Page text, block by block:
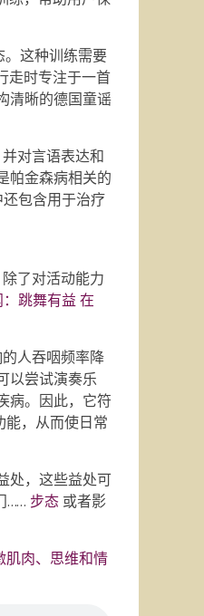
这种训练需要
走时专注于一首
清晰的德国童谣
对言语表达和
帕金森病相关的
包含用于治疗
了对活动能力
跳舞有益 在
人吞咽频率降
以尝试演奏乐
病。因此，它符
能，从而使日常
处，这些益处可
…… 步态 或者影
肌肉、思维和情